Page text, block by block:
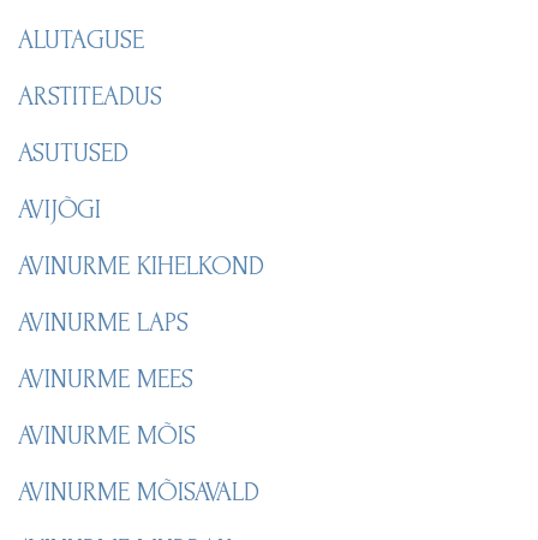
ALUTAGUSE
ARSTITEADUS
ASUTUSED
AVIJÕGI
AVINURME KIHELKOND
AVINURME LAPS
AVINURME MEES
AVINURME MÕIS
AVINURME MÕISAVALD